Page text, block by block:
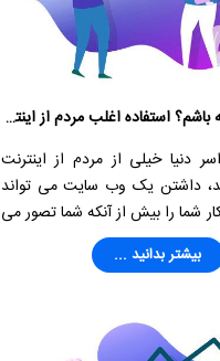
چرا سایت داشته باشم؟ استفاده اغلب مردم از اینترنت
دنیا خیلی از مردم از اینترنت
داشتن یک وب سایت می تواند
شما را بیش از آنکه شما تصور می
و این خود یک امتیاز برای بدست
می باشد.
بیشتر بدانید ...